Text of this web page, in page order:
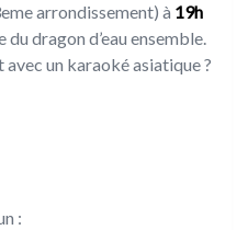
arrondissement) à 19h
du dragon d’eau ensemble.
un karaoké asiatique ?
: